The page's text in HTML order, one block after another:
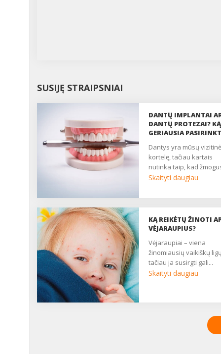
SUSIJĘ STRAIPSNIAI
DANTŲ IMPLANTAI
DANTŲ PROTEZAI? KĄ
GERIAUSIA
dantys yra mūsų vizitinė
kortelę, tačiau kartais
nutinka taip, kad
Skaityti daugiau
KĄ REIKĖTŲ ŽINOTI
VĖJARAUPIUS?
vėjaraupiai – viena
žinomiausių vaikiškų
tačiau ja susirgti gali...
Skaityti daugiau